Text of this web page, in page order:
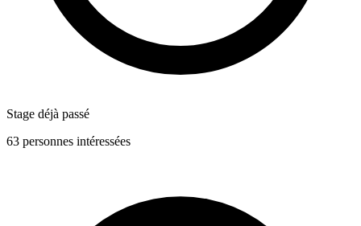
Stage déjà passé
63 personnes intéressées